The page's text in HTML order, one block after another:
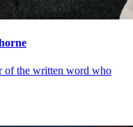
of the written word who